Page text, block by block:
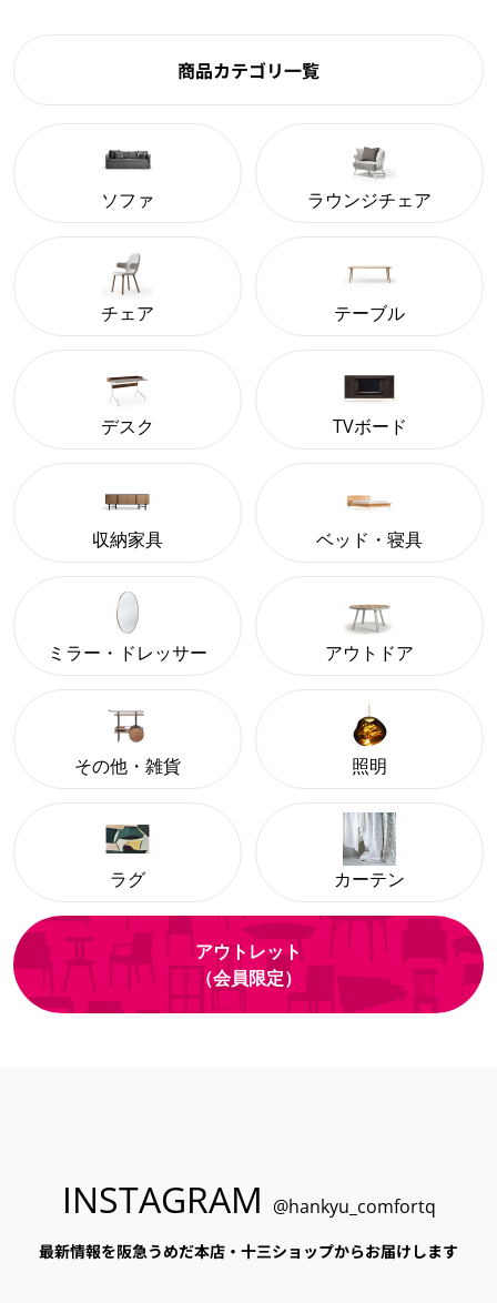
商品カテゴリ一覧
ソファ ラウンジチェア
チェア テーブル
デスク TVボード
収納家具 ベッド・寝具
ミラー・ドレッサー アウトドア
その他・雑貨 照明
ラグ カーテン
アウトレット
（会員限定）
INSTAGRAM @hankyu_comfortq
最新情報を阪急うめだ本店・十三ショップからお届けします